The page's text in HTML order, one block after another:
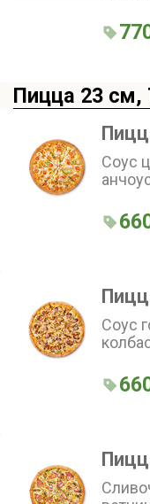
Пицца 23 см,
Соус
Соус
сыр